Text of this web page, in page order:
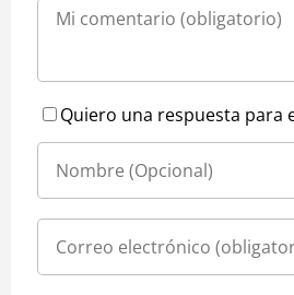
Quiero una respuesta para